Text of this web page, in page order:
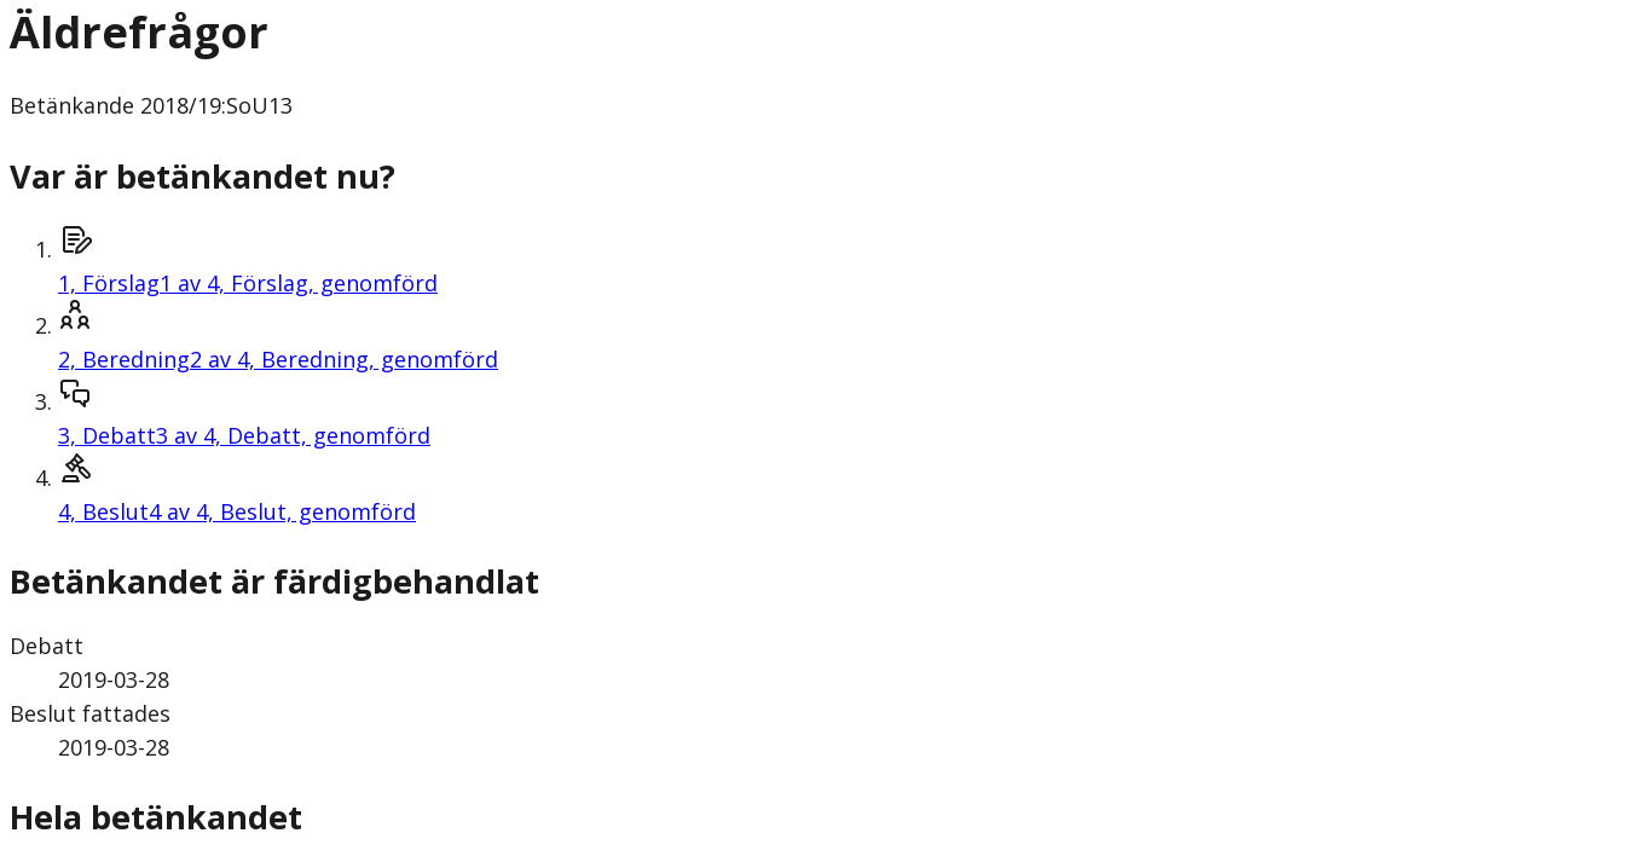
Äldrefrågor
Betänkande 2018/19:SoU13
Var är betänkandet nu?
1, Förslag1 av 4, Förslag, genomförd
2, Beredning2 av 4, Beredning, genomförd
3, Debatt3 av 4, Debatt, genomförd
4, Beslut4 av 4, Beslut, genomförd
Betänkandet är färdigbehandlat
Debatt
2019-03-28
Beslut fattades
2019-03-28
Hela betänkandet